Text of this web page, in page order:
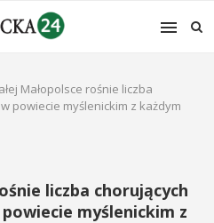
Małopolsce rośnie liczba
powiecie myślenickim z każdym
liczba chorujących
myślenickim z